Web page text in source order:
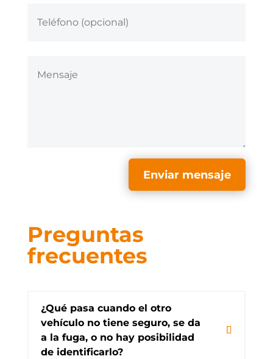
Enviar mensaje
Preguntas
frecuentes
¿Qué pasa cuando el otro
vehículo no tiene seguro, se da
a la fuga, o no hay posibilidad
de identificarlo?